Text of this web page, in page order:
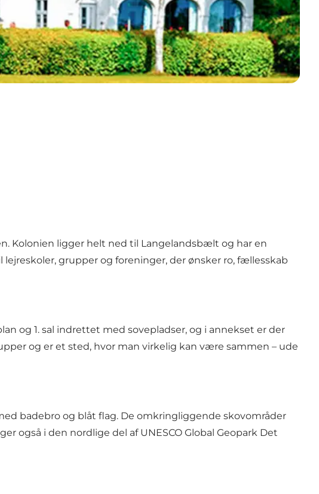
Kolonien ligger helt ned til Langelandsbælt og har en
grupper og foreninger, der ønsker ro, fællesskab
og 1. sal indrettet med sovepladser, og i annekset er der
og er et sted, hvor man virkelig kan være sammen – ude
badebro og blåt flag. De omkringliggende skovområder
også i den nordlige del af UNESCO Global Geopark Det